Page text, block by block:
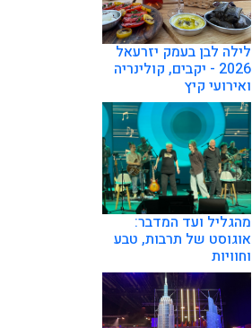
לילה לבן בעמק יזרעאל
2026 - יקבים, קולינריה
ואירועי קיץ
מהגליל ועד המדבר:
אוגוסט של תרבות, טבע
וחוויות